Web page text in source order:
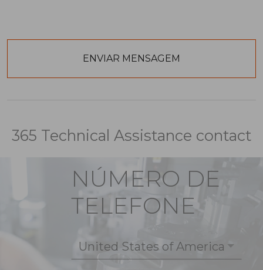
365 Technical Assistance contact
NÚMERO DE
TELEFONE
United States of America